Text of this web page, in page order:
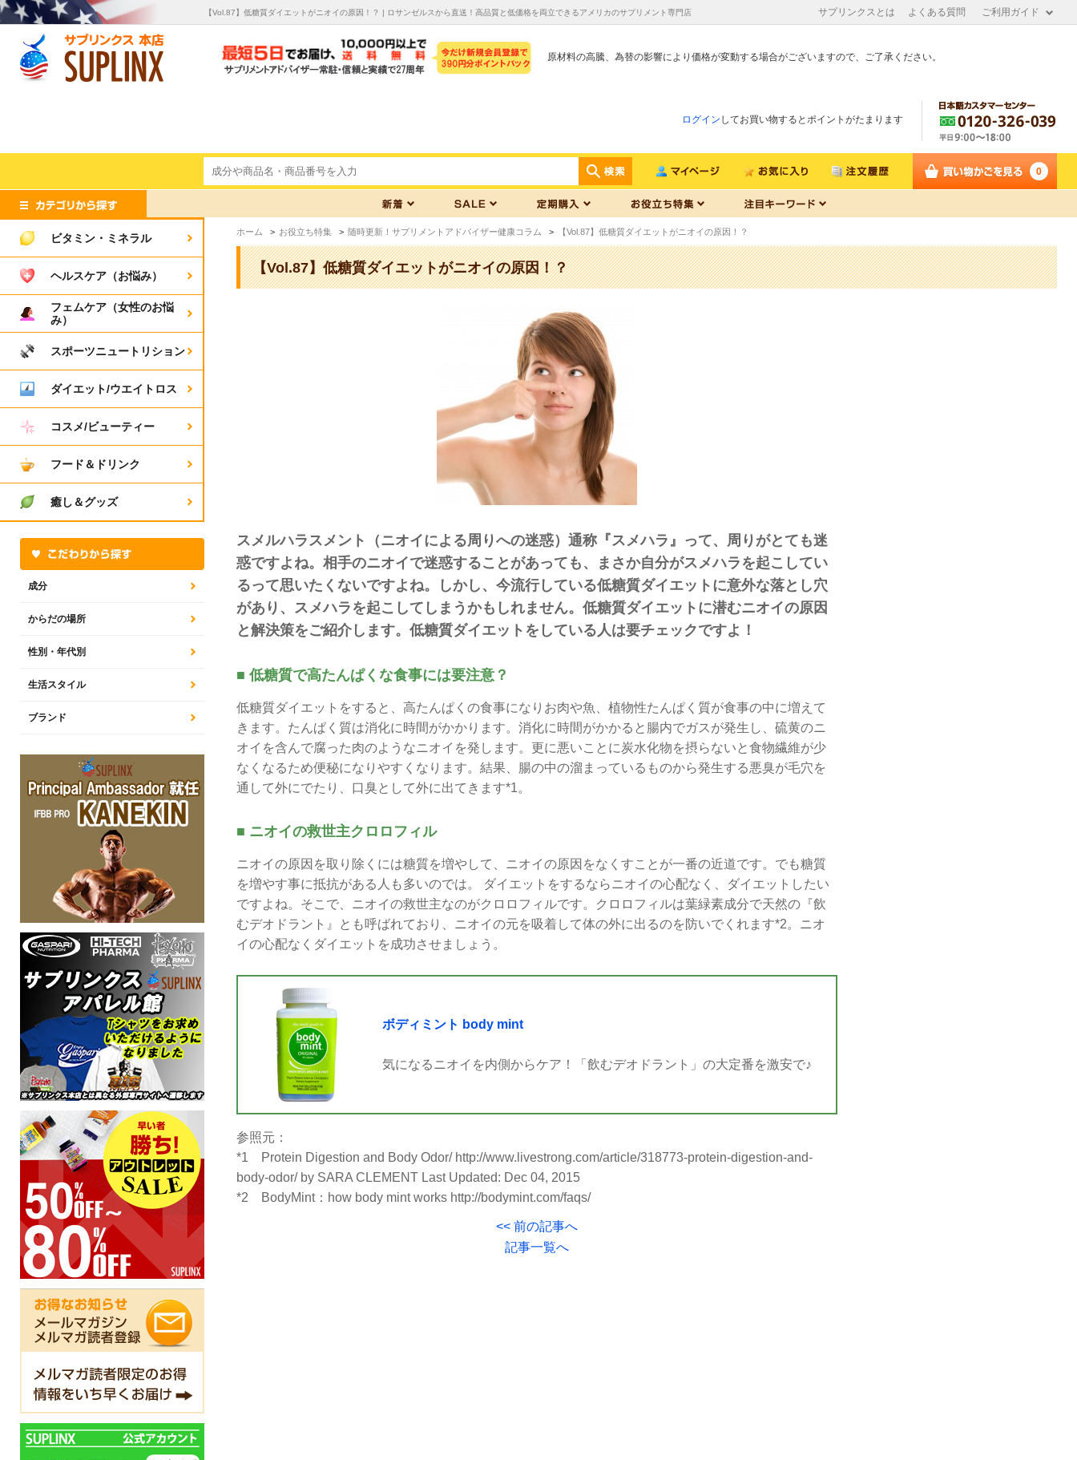
【Vol.87】低糖質ダイエットがニオイの原因！？ | ロサンゼルスから直送！高品質と低価格を両立できるアメリカのサプリメント専門店 サプリンクスとは よくある質問 ご利用ガイド
原材料の高騰、為替の影響により価格が変動する場合がございますので、ご了承ください。
ログイン してお買い物するとポイントがたまります
0
ホーム > お役立ち特集 > 随時更新！サプリメントアドバイザー健康コラム > 【Vol.87】低糖質ダイエットがニオイの原因！？
【Vol.87】低糖質ダイエットがニオイの原因！？
スメルハラスメント（ニオイによる周りへの迷惑）通称『スメハラ』って、周りがとても迷
惑ですよね。相手のニオイで迷惑することがあっても、まさか自分がスメハラを起こしてい
るって思いたくないですよね。しかし、今流行している低糖質ダイエットに意外な落とし穴
があり、スメハラを起こしてしまうかもしれません。低糖質ダイエットに潜むニオイの原因
と解決策をご紹介します。低糖質ダイエットをしている人は要チェックですよ！
■ 低糖質で高たんぱくな食事には要注意？
低糖質ダイエットをすると、高たんぱくの食事になりお肉や魚、植物性たんぱく質が食事の中に増えて
きます。たんぱく質は消化に時間がかかります。消化に時間がかかると腸内でガスが発生し、硫黄のニ
オイを含んで腐った肉のようなニオイを発します。更に悪いことに炭水化物を摂らないと食物繊維が少
なくなるため便秘になりやすくなります。結果、腸の中の溜まっているものから発生する悪臭が毛穴を
通して外にでたり、口臭として外に出てきます*1。
■ ニオイの救世主クロロフィル
ニオイの原因を取り除くには糖質を増やして、ニオイの原因をなくすことが一番の近道です。でも糖質
を増やす事に抵抗がある人も多いのでは。 ダイエットをするならニオイの心配なく、ダイエットしたい
ですよね。そこで、ニオイの救世主なのがクロロフィルです。クロロフィルは葉緑素成分で天然の『飲
むデオドラント』とも呼ばれており、ニオイの元を吸着して体の外に出るのを防いでくれます*2。ニオ
イの心配なくダイエットを成功させましょう。
ボディミント body mint
気になるニオイを内側からケア！「飲むデオドラント」の大定番を激安で♪
参照元：
*1 Protein Digestion and Body Odor/ http://www.livestrong.com/article/318773-protein-digestion-and-
body-odor/ by SARA CLEMENT Last Updated: Dec 04, 2015
*2 BodyMint：how body mint works http://bodymint.com/faqs/
<< 前の記事へ
記事一覧へ
ビタミン・ミネラル
ヘルスケア（お悩み）
フェムケア（女性のお悩
み）
スポーツニュートリション
ダイエット/ウエイトロス
コスメ/ビューティー
フード＆ドリンク
癒し＆グッズ
成分
からだの場所
性別・年代別
生活スタイル
ブランド